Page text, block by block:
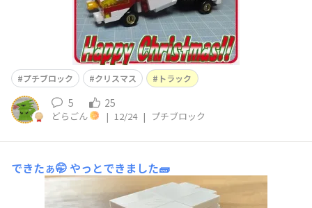
プチブロック クリスマス トラック
5 25
どらごん | 12/24 | プチブロック
できたぁ🤭 やっとできました🧱